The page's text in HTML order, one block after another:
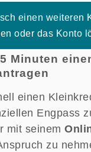
einen weiteren
oder das Konto
Minuten
einen
Engpass
mit seinem
zu